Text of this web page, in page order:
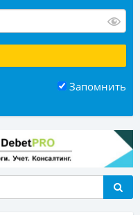
Запомнить